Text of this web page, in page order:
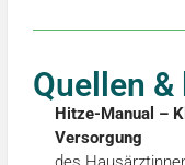
Quellen
Hitze-Manual –
Versorgung